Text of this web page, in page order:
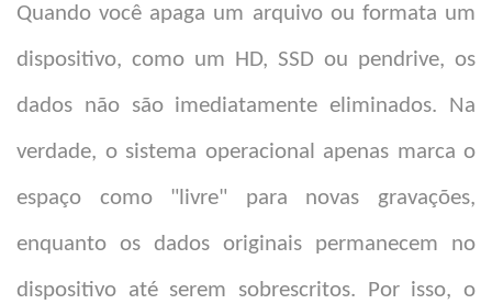
Quando você apaga um arquivo ou formata um
dispositivo, como um HD, SSD ou pendrive, os
dados não são imediatamente eliminados. Na
verdade, o sistema operacional apenas marca o
espaço como "livre" para novas gravações,
enquanto os dados originais permanecem no
dispositivo até serem sobrescritos. Por isso, o